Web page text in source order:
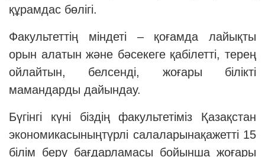
құрамдас бөлігі.
Факультеттің міндеті – қоғамда лайықты
орын алатын және бәсекеге қабілетті, терең
ойлайтын, белсенді, жоғары білікті
мамандарды дайындау.
Бүгінгі күні біздің факультетіміз Қазақстан
экономикасыныңтүрлі салаларынақажетті 15
білім беру бағдарламасы бойынша жоғары